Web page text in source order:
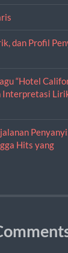
dan Profil
“Hotel
Interpretasi
Hits yang